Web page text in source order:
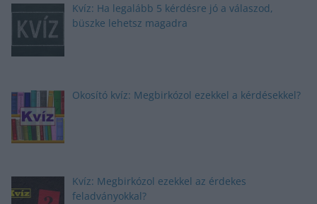
Kvíz: Ha legalább 5 kérdésre jó a válaszod,
büszke lehetsz magadra
Okosító kvíz: Megbirkózol ezekkel a kérdésekkel?
Kvíz: Megbirkózol ezekkel az érdekes
feladványokkal?